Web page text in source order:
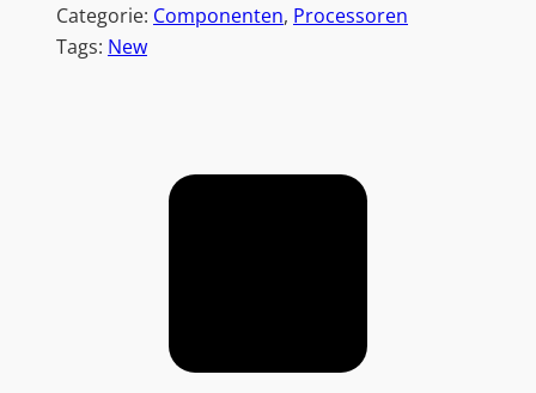
Categorie: Componenten, Processoren
Tags: New